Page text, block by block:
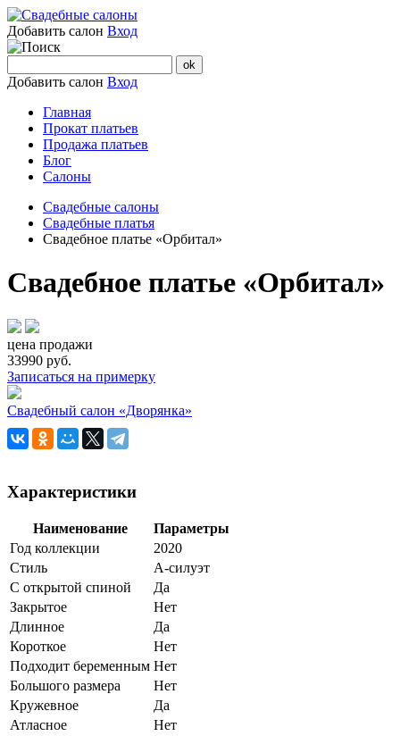
Добавить салон Вход
Добавить салон Вход
Главная
Прокат платьев
Продажа платьев
Блог
Салоны
Свадебные салоны
Cвадебные платья
Свадебное платье «Орбитал»
Свадебное платье «Орбитал»
цена продажи
33990 руб.
Записаться на примерку
Свадебный салон «Дворянка»
Характеристики
Наименование
Параметры
Год коллекции
2020
Стиль
А-силуэт
С открытой спиной
Да
Закрытое
Нет
Длинное
Да
Короткое
Нет
Подходит беременным Нет
Большого размера
Нет
Кружевное
Да
Атласное
Нет